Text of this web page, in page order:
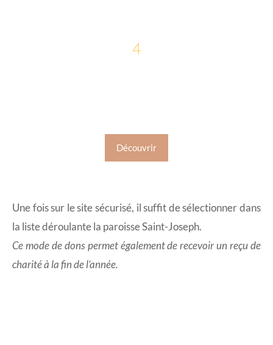
4
Découvrir
Une fois sur le site sécurisé, il suffit de sélectionner dans
la liste déroulante la paroisse Saint-Joseph.
Ce mode de dons permet également de recevoir un reçu de
charité à la fin de l’année.